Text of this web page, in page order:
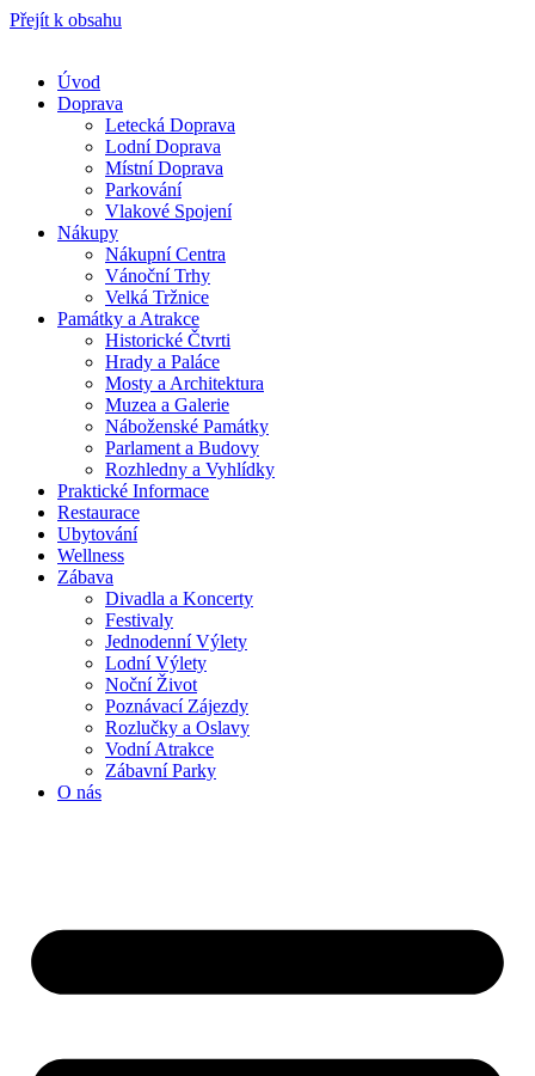
Přejít k obsahu
Úvod
Doprava
Letecká Doprava
Lodní Doprava
Místní Doprava
Parkování
Vlakové Spojení
Nákupy
Nákupní Centra
Vánoční Trhy
Velká Tržnice
Památky a Atrakce
Historické Čtvrti
Hrady a Paláce
Mosty a Architektura
Muzea a Galerie
Náboženské Památky
Parlament a Budovy
Rozhledny a Vyhlídky
Praktické Informace
Restaurace
Ubytování
Wellness
Zábava
Divadla a Koncerty
Festivaly
Jednodenní Výlety
Lodní Výlety
Noční Život
Poznávací Zájezdy
Rozlučky a Oslavy
Vodní Atrakce
Zábavní Parky
O nás